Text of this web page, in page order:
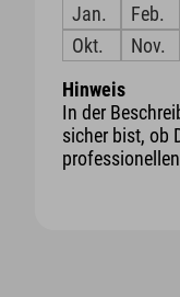
Jan.
Feb.
Okt.
Nov.
Hinweis
In der
sicher bist, ob